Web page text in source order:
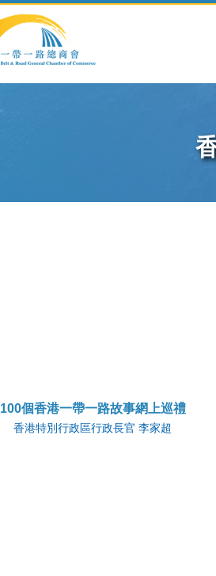
100個香港一帶一路故事網上巡禮
香港特別行政區行政長官 李家超